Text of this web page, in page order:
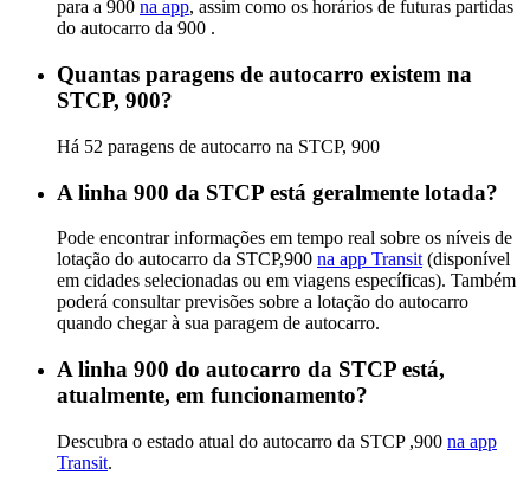
para a 900 na app, assim como os horários de futuras partidas
do autocarro da 900 .
Quantas paragens de autocarro existem na
STCP, 900?
Há 52 paragens de autocarro na STCP, 900
A linha 900 da STCP está geralmente lotada?
Pode encontrar informações em tempo real sobre os níveis de
lotação do autocarro da STCP,900 na app Transit (disponível
em cidades selecionadas ou em viagens específicas). Também
poderá consultar previsões sobre a lotação do autocarro
quando chegar à sua paragem de autocarro.
A linha 900 do autocarro da STCP está,
atualmente, em funcionamento?
Descubra o estado atual do autocarro da STCP ,900 na app
Transit.